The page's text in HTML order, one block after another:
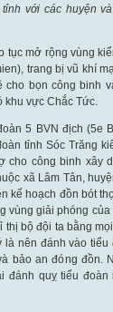
với các huyện
tục mở rộng vùng
trang bị vũ khí
cho bọn công binh
khu vực Chắc Tức.
5 BVN địch (5e
tỉnh Sóc Trăng
cho công binh xây
xã Lâm Tân,
kế hoạch đồn bót
vùng giải phóng
thị bộ đội ta bằng
nên đánh vào
bảo an đóng đồn.
đánh quỵ tiểu